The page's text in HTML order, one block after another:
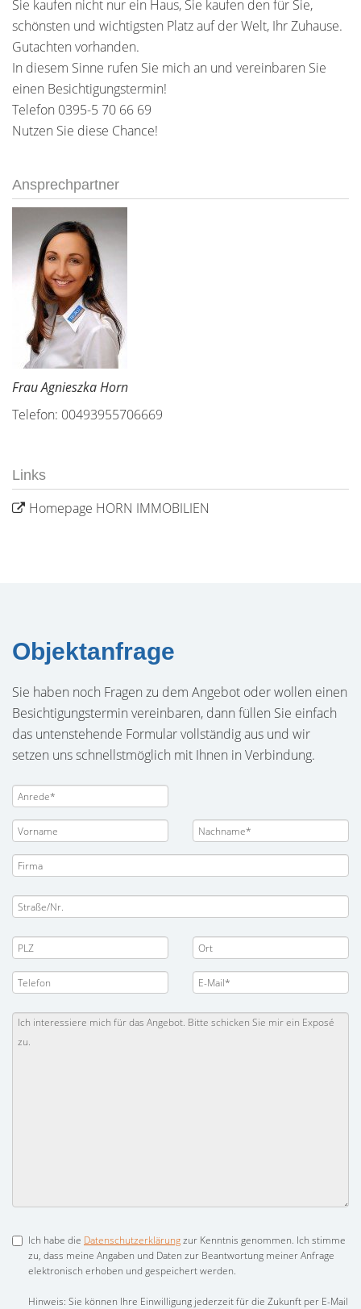
Sie kaufen nicht nur ein Haus, Sie kaufen den für Sie,
schönsten und wichtigsten Platz auf der Welt, Ihr Zuhause.
Gutachten vorhanden.
In diesem Sinne rufen Sie mich an und vereinbaren Sie
einen Besichtigungstermin!
Telefon 0395-5 70 66 69
Nutzen Sie diese Chance!
Ansprechpartner
Frau Agnieszka Horn
Telefon: 00493955706669
Links
Homepage HORN IMMOBILIEN
Objektanfrage
Sie haben noch Fragen zu dem Angebot oder wollen einen
Besichtigungstermin vereinbaren, dann füllen Sie einfach
das untenstehende Formular vollständig aus und wir
setzen uns schnellstmöglich mit Ihnen in Verbindung.
Ich habe die Datenschutzerklärungzur Kenntnis genommen. Ich stimme
zu, dass meine Angaben und Daten zur Beantwortung meiner Anfrage
elektronisch erhoben und gespeichert werden.
Hinweis: Sie können Ihre Einwilligung jederzeit für die Zukunft per E-Mail